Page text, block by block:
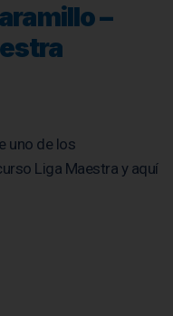
–
uno de los
Liga Maestra y aquí